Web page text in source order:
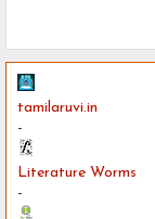
tamilaruvi.in
-
Literature Worms
-